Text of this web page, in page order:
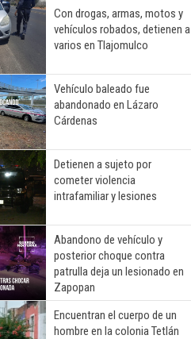
Con drogas, armas, motos y
vehículos robados, detienen a
varios en Tlajomulco
Vehículo baleado fue
abandonado en Lázaro
Cárdenas
Detienen a sujeto por
cometer violencia
intrafamiliar y lesiones
Abandono de vehículo y
posterior choque contra
patrulla deja un lesionado en
Zapopan
Encuentran el cuerpo de un
hombre en la colonia Tetlán